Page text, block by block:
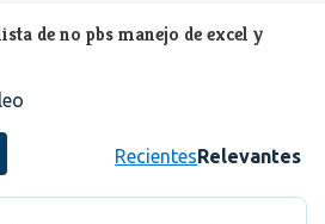
de no pbs manejo de excel y
RecientesRelevantes